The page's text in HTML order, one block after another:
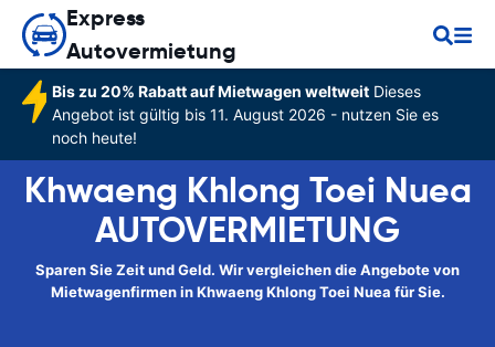
Express
Autovermietung
Bis zu 20% Rabatt auf Mietwagen weltweitDieses
Angebot ist gültig bis 11. August 2026 - nutzen Sie es
noch heute!
Khwaeng Khlong Toei Nuea
AUTOVERMIETUNG
Sparen Sie Zeit und Geld. Wir vergleichen die Angebote von
Mietwagenfirmen in Khwaeng Khlong Toei Nuea für Sie.